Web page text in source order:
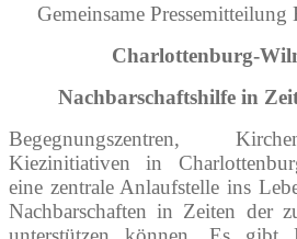
Gemeinsame
Charlottenburg-
Nachbarschaftshilfe in
Begegnungszentren,
Kiezinitiativen in
eine zentrale Anlaufstelle ins
Nachbarschaften in Zeiten der